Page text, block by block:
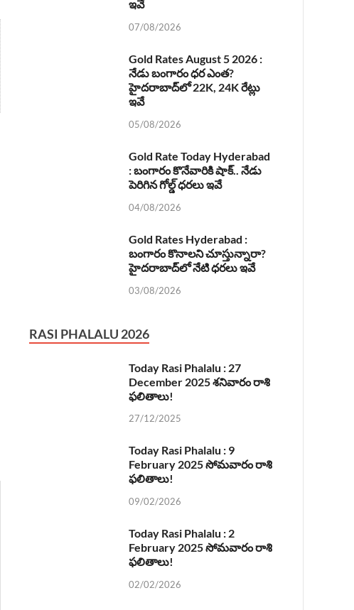
ఇవే
07/08/2026
Gold Rates August 5 2026 :
నేడు బంగారం ధర ఎంత?
హైదరాబాద్‌లో 22K, 24K రేట్లు
ఇవే
05/08/2026
Gold Rate Today Hyderabad
: బంగారం కొనేవారికి షాక్.. నేడు
పెరిగిన గోల్డ్ ధరలు ఇవే
04/08/2026
Gold Rates Hyderabad :
బంగారం కొనాలని చూస్తున్నారా?
హైదరాబాద్‌లో నేటి ధరలు ఇవే
03/08/2026
RASI PHALALU 2026
Today Rasi Phalalu : 27
December 2025 శనివారం రాశి
ఫలితాలు!
27/12/2025
Today Rasi Phalalu : 9
February 2025 సోమవారం రాశి
ఫలితాలు!
09/02/2026
Today Rasi Phalalu : 2
February 2025 సోమవారం రాశి
ఫలితాలు!
02/02/2026